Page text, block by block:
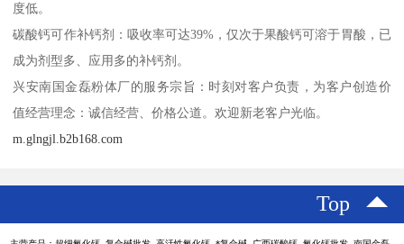
度低。
碳酸钙可作补钙剂：吸收率可达39%，仅次于果酸钙可溶于胃酸，已
成为剂型多、应用多的补钙剂。
兴安南国金磊粉体厂的服务宗旨：时刻对客户负责，为客户创造价
值经营理念：诚信经营、价格公道。欢迎新老客户光临。
m.glngjl.b2b168.com
Top